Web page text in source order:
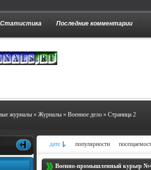
Статистика Последние комментарии
журналы » Журналы » Военное дело » Страница 2
дате популярности
Военно-промышленный курьер